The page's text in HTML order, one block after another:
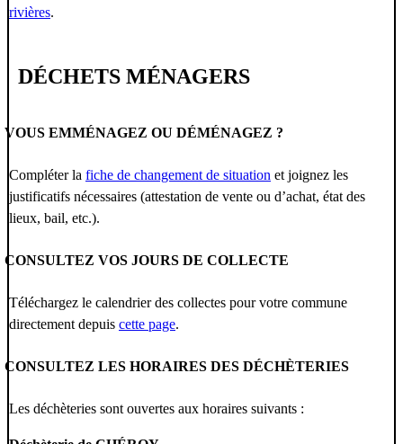
rivières.
DÉCHETS MÉNAGERS
VOUS EMMÉNAGEZ OU DÉMÉNAGEZ ?
Compléter la fiche de changement de situation et joignez les
justificatifs nécessaires (attestation de vente ou d’achat, état des
lieux, bail, etc.).
CONSULTEZ VOS JOURS DE COLLECTE
Téléchargez le calendrier des collectes pour votre commune
directement depuis cette page.
CONSULTEZ LES HORAIRES DES DÉCHÈTERIES
Les déchèteries sont ouvertes aux horaires suivants :